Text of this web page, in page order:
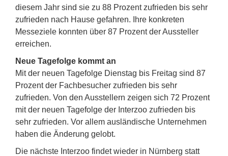
diesem Jahr sind sie zu 88 Prozent zufrieden bis sehr
zufrieden nach Hause gefahren. Ihre konkreten
Messeziele konnten über 87 Prozent der Aussteller
erreichen.
Neue Tagefolge kommt an
Mit der neuen Tagefolge Dienstag bis Freitag sind 87
Prozent der Fachbesucher zufrieden bis sehr
zufrieden. Von den Ausstellern zeigen sich 72 Prozent
mit der neuen Tagefolge der Interzoo zufrieden bis
sehr zufrieden. Vor allem ausländische Unternehmen
haben die Änderung gelobt.
Die nächste Interzoo findet wieder in Nürnberg statt